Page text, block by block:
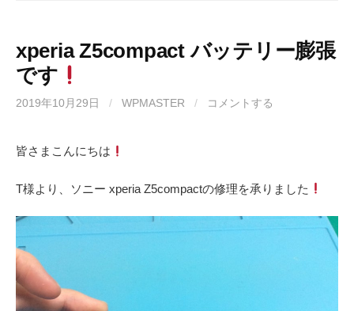
xperia Z5compact バッテリー膨張
です
2019年10月29日 / WPMASTER / コメントする
皆さまこんにちは
T様より、ソニー xperia Z5compactの修理を承りました